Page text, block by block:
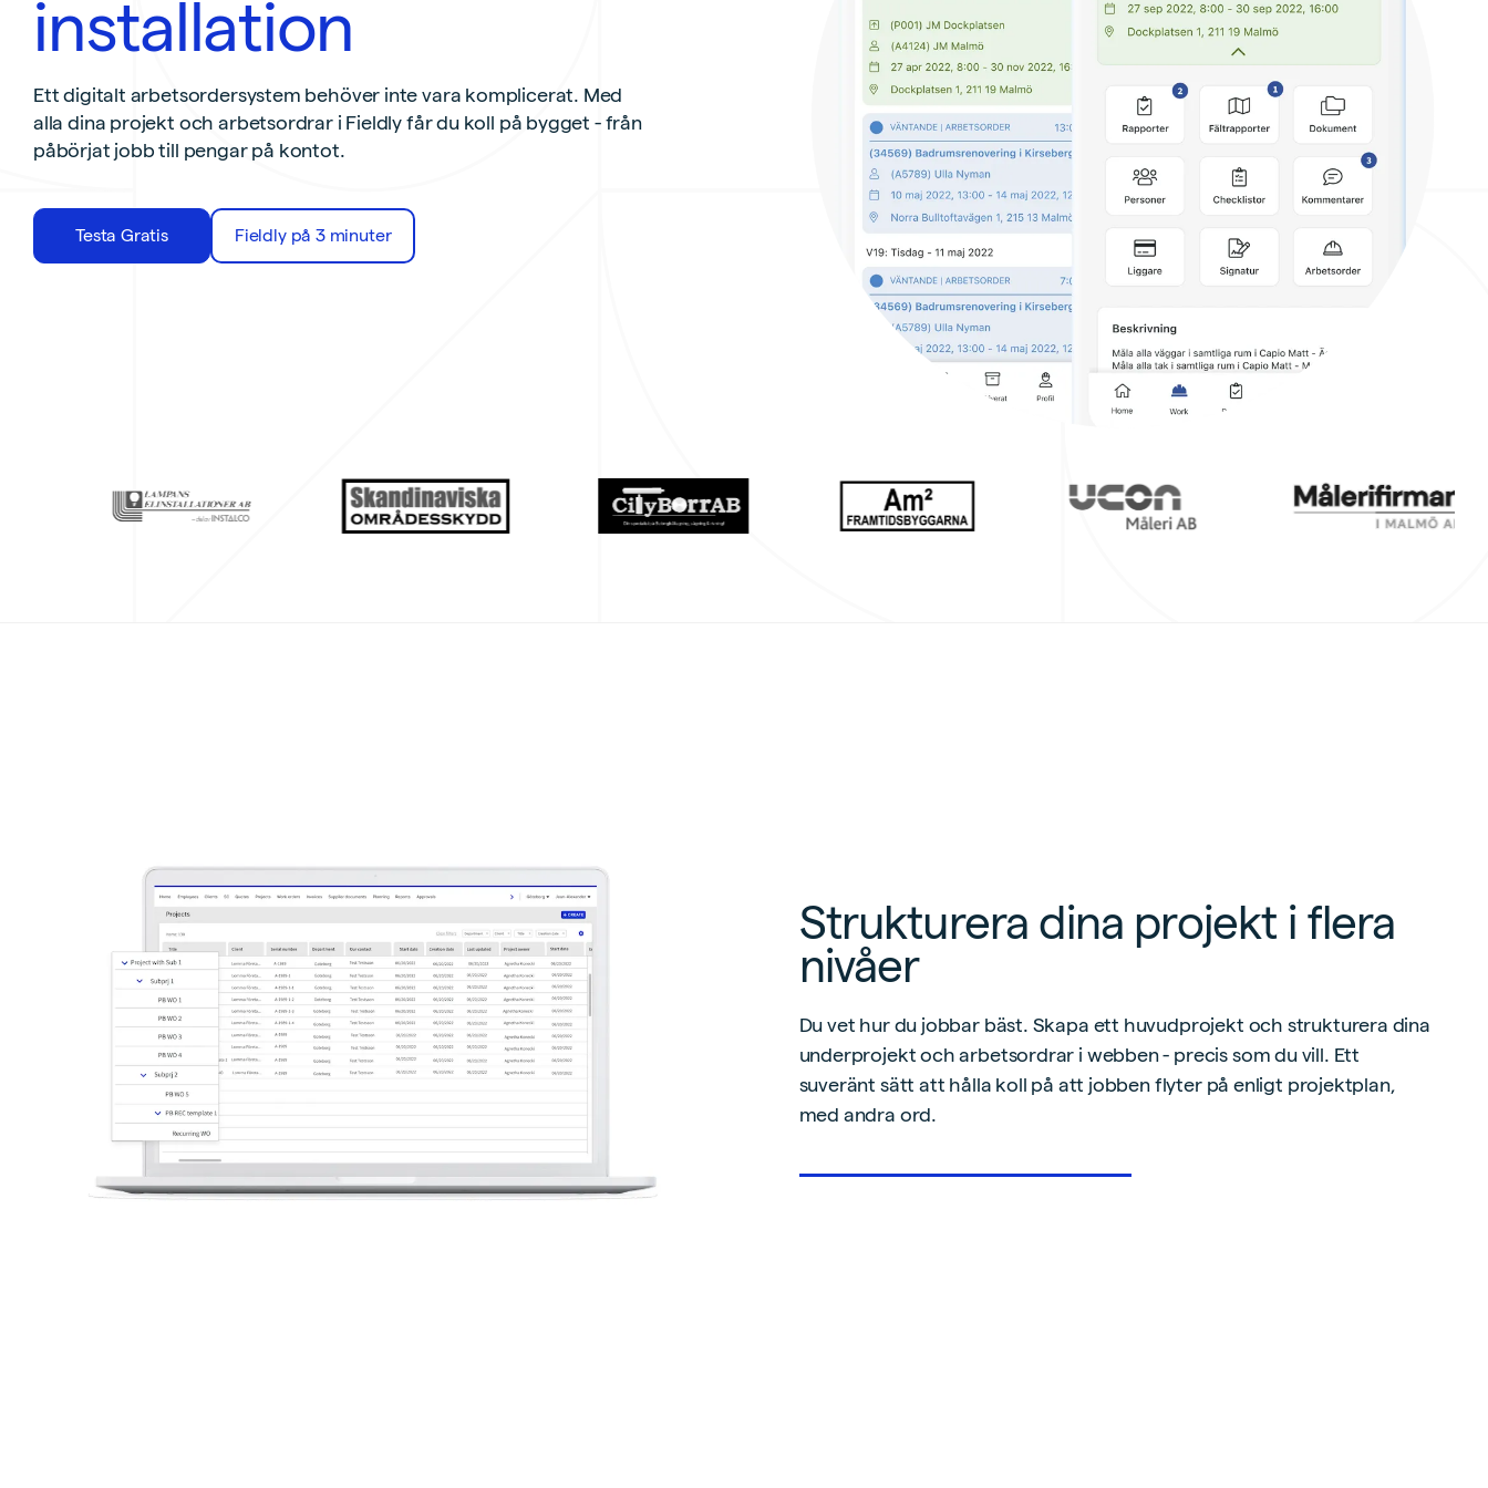
installation
Ett digitalt arbetsordersystem behöver inte vara komplicerat. Med
alla dina projekt och arbetsordrar i Fieldly får du koll på bygget - från
påbörjat jobb till pengar på kontot.
Testa Gratis Fieldly på 3 minuter
Strukturera dina projekt i flera
nivåer
Du vet hur du jobbar bäst. Skapa ett huvudprojekt och strukturera dina
underprojekt och arbetsordrar i webben - precis som du vill. Ett
suveränt sätt att hålla koll på att jobben flyter på enligt projektplan,
med andra ord.